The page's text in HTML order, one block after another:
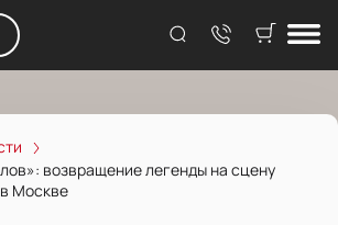
возвращение легенды на сцену
Москве